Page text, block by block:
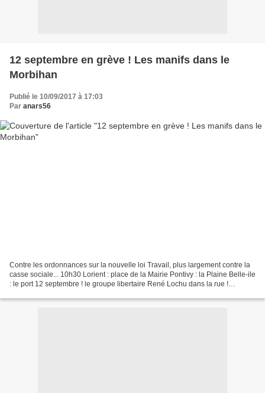
12 septembre en grève ! Les manifs dans le
Morbihan
Publié le 10/09/2017 à 17:03
Par anars56
Contre les ordonnances sur la nouvelle loi Travail, plus largement contre la
casse sociale... 10h30 Lorient : place de la Mairie Pontivy : la Plaine Belle-ile
: le port 12 septembre ! le groupe libertaire René Lochu dans la rue !